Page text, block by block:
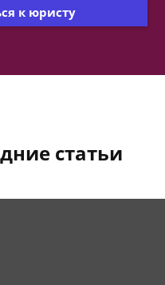
к юристу
статьи